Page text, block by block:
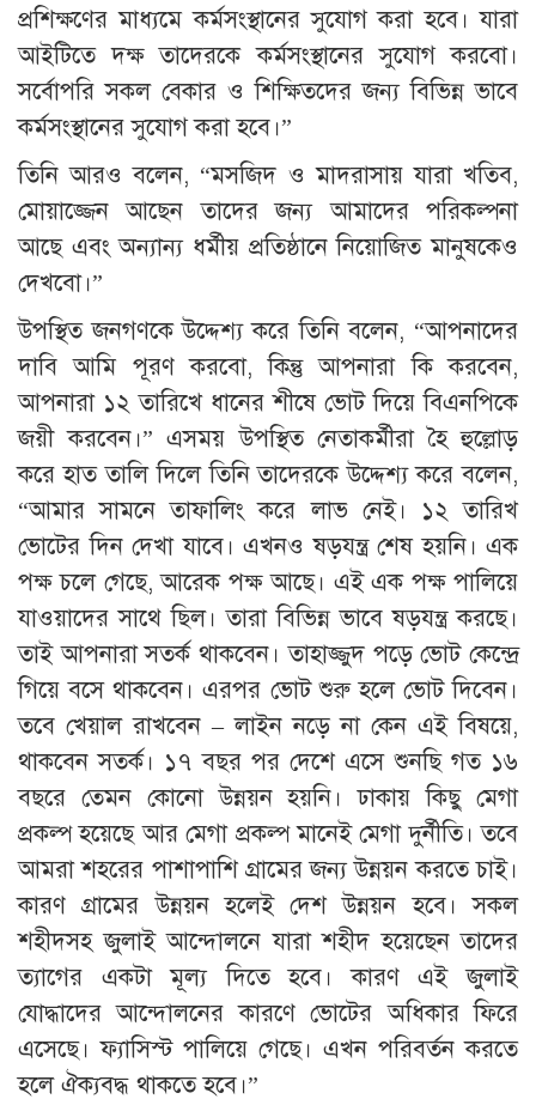
প্রশিক্ষণের মাধ্যমে কর্মসংস্থানের সুযোগ করা হবে। যারা
আইটিতে দক্ষ তাদেরকে কর্মসংস্থানের সুযোগ করবো।
সর্বোপরি সকল বেকার ও শিক্ষিতদের জন্য বিভিন্ন ভাবে
কর্মসংস্থানের সুযোগ করা হবে।”
তিনি আরও বলেন, “মসজিদ ও মাদরাসায় যারা খতিব,
মোয়াজ্জেন আছেন তাদের জন্য আমাদের পরিকল্পনা
আছে এবং অন্যান্য ধর্মীয় প্রতিষ্ঠানে নিয়োজিত মানুষকেও
দেখবো।”
উপস্থিত জনগণকে উদ্দেশ্য করে তিনি বলেন, “আপনাদের
দাবি আমি পূরণ করবো, কিন্তু আপনারা কি করবেন,
আপনারা ১২ তারিখে ধানের শীষে ভোট দিয়ে বিএনপিকে
জয়ী করবেন।” এসময় উপস্থিত নেতাকর্মীরা হৈ হুল্লোড়
করে হাত তালি দিলে তিনি তাদেরকে উদ্দেশ্য করে বলেন,
“আমার সামনে তাফালিং করে লাভ নেই। ১২ তারিখ
ভোটের দিন দেখা যাবে। এখনও ষড়যন্ত্র শেষ হয়নি। এক
পক্ষ চলে গেছে, আরেক পক্ষ আছে। এই এক পক্ষ পালিয়ে
যাওয়াদের সাথে ছিল। তারা বিভিন্ন ভাবে ষড়যন্ত্র করছে।
তাই আপনারা সতর্ক থাকবেন। তাহাজ্জুদ পড়ে ভোট কেন্দ্রে
গিয়ে বসে থাকবেন। এরপর ভোট শুরু হলে ভোট দিবেন।
তবে খেয়াল রাখবেন – লাইন নড়ে না কেন এই বিষয়ে,
থাকবেন সতর্ক। ১৭ বছর পর দেশে এসে শুনছি গত ১৬
বছরে তেমন কোনো উন্নয়ন হয়নি। ঢাকায় কিছু মেগা
প্রকল্প হয়েছে আর মেগা প্রকল্প মানেই মেগা দুর্নীতি। তবে
আমরা শহরের পাশাপাশি গ্রামের জন্য উন্নয়ন করতে চাই।
কারণ গ্রামের উন্নয়ন হলেই দেশ উন্নয়ন হবে। সকল
শহীদসহ জুলাই আন্দোলনে যারা শহীদ হয়েছেন তাদের
ত্যাগের একটা মূল্য দিতে হবে। কারণ এই জুলাই
যোদ্ধাদের আন্দোলনের কারণে ভোটের অধিকার ফিরে
এসেছে। ফ্যাসিস্ট পালিয়ে গেছে। এখন পরিবর্তন করতে
হলে ঐক্যবদ্ধ থাকতে হবে।”